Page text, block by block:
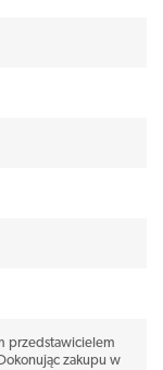
przedstawicielem
zakupu w